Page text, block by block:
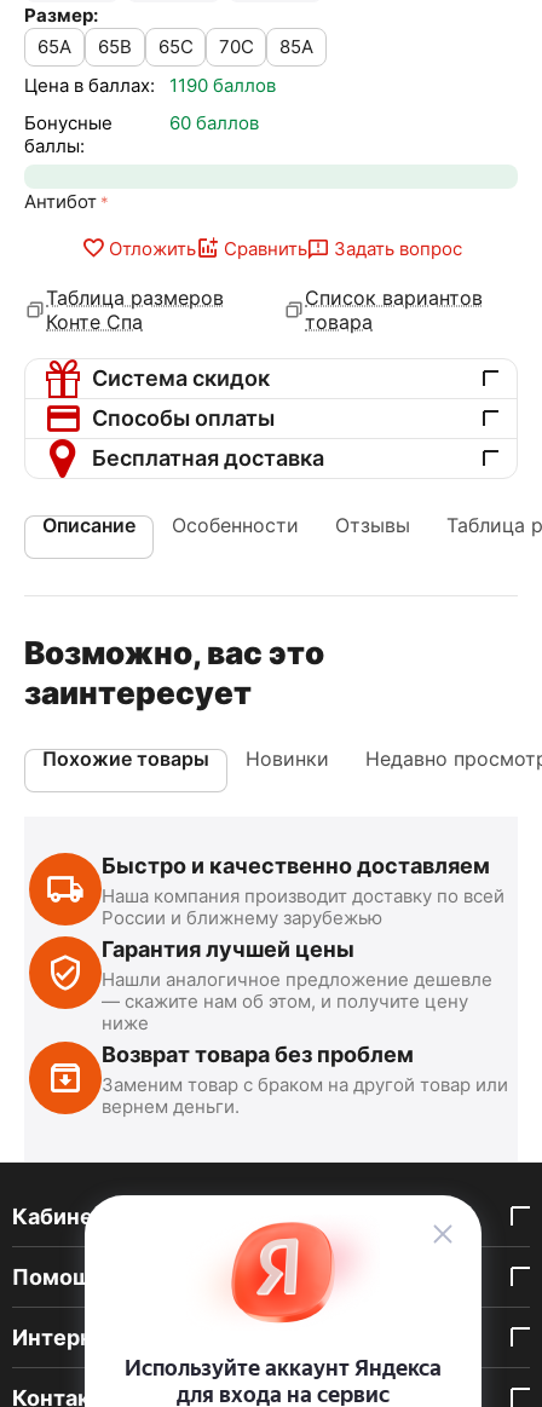
Размер:
65A
65B 65C 70C
85A
Цена в баллах:
1190 баллов
Бонусные
баллы:
60 баллов
Антибот
Отложить Сравнить Задать вопрос
Таблица размеров
Конте Спа
Список вариантов
товара
Система скидок
Способы оплаты
Бесплатная доставка
Описание Особенности Отзывы Таблица
Возможно, вас это
заинтересует
Похожие товары Новинки Недавно
Быстро и качественно доставляем
Наша компания производит доставку по всей
России и ближнему зарубежью
Гарантия лучшей цены
Нашли аналогичное предложение дешевле
— скажите нам об этом, и получите цену
ниже
Возврат товара без проблем
Заменим товар с браком на другой товар или
вернем деньги.
Кабинет покупателя
Помощь покупателю
Интернет-магазин
Контакты